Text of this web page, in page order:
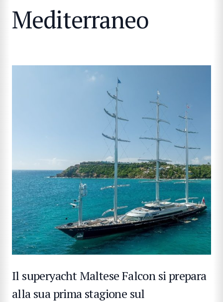
Mediterraneo
Il superyacht Maltese Falcon si prepara
alla sua prima stagione sul